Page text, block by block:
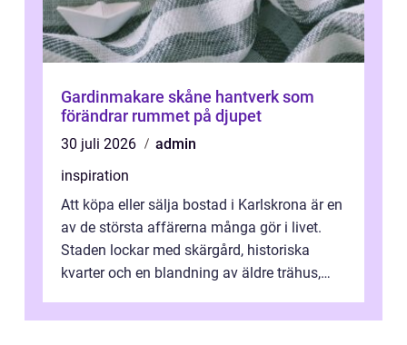
Gardinmakare skåne hantverk som
förändrar rummet på djupet
30 juli 2026
admin
inspiration
Att köpa eller sälja bostad i Karlskrona är en
av de största affärerna många gör i livet.
Staden lockar med skärgård, historiska
kvarter och en blandning av äldre trähus,